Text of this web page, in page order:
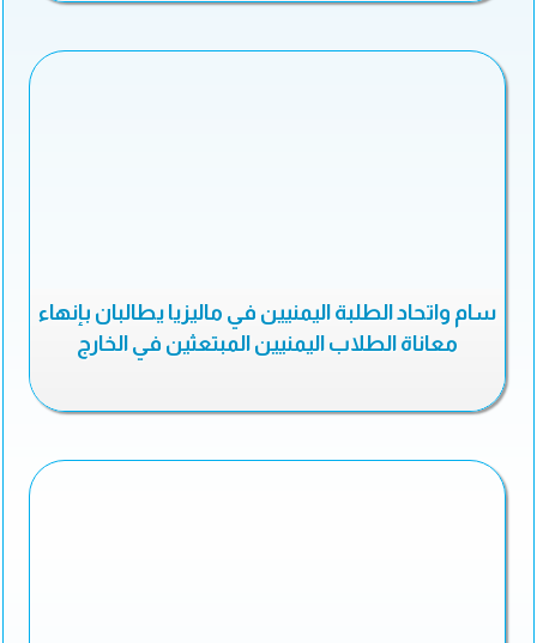
سام واتحاد الطلبة اليمنيين في ماليزيا يطالبان بإنهاء
معاناة الطلاب اليمنيين المبتعثين في الخارج